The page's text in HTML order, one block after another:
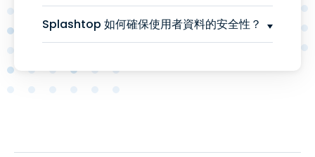
Splashtop 如何確保使用者資料的安全性？